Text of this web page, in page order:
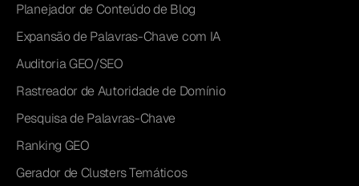
Planejador de Conteúdo de Blog
Expansão de Palavras-Chave com IA
Auditoria GEO/SEO
Rastreador de Autoridade de Domínio
Pesquisa de Palavras-Chave
Ranking GEO
Gerador de Clusters Temáticos